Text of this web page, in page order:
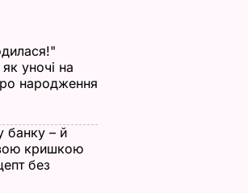
уночі на
народження
банку – й
кришкою
без